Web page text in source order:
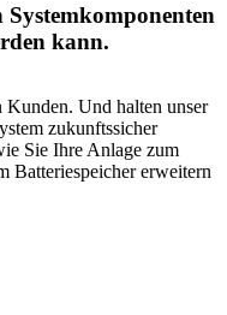
kann.
Kunden. Und halten unser
zukunftssicher
Sie Ihre Anlage zum
Batteriespeicher erweitern